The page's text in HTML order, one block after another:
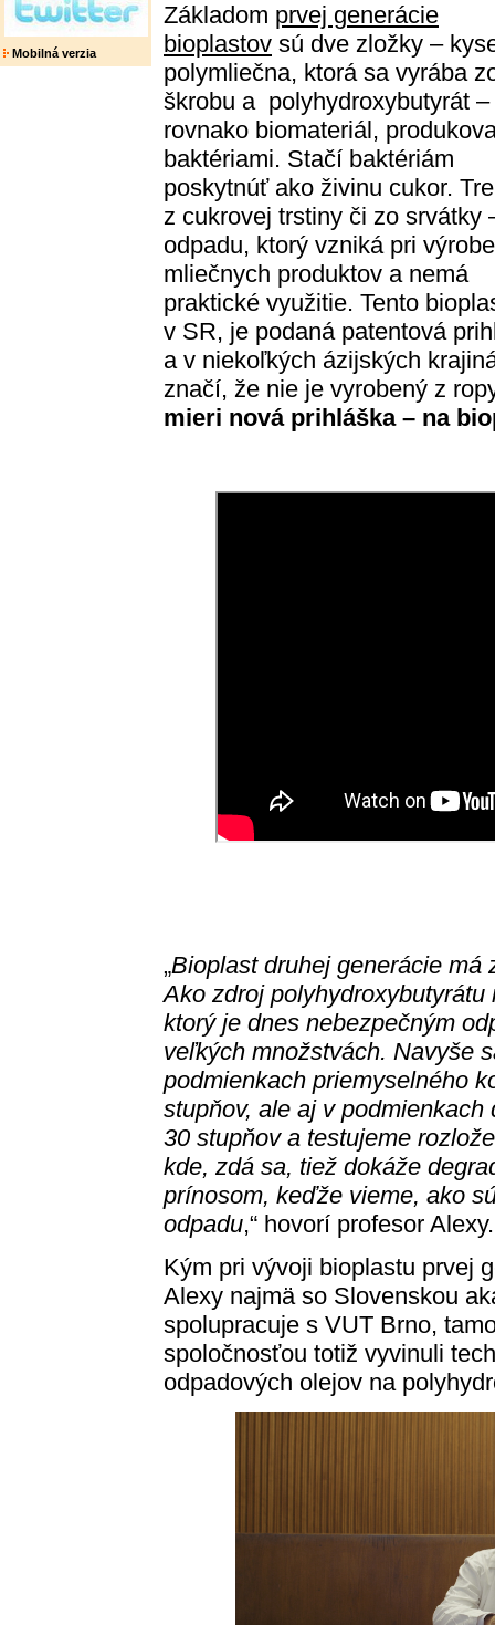
Mobilná verzia
Základom prvej generácie
bioplastov sú dve zložky –
polymliečna, ktorá sa vyrába
škrobu a polyhydroxybutyrát –
rovnako biomateriál,
baktériami. Stačí baktériám
poskytnúť ako živinu cukor.
z cukrovej trstiny či zo srvátky
odpadu, ktorý vzniká pri výrobe
mliečnych produktov a nemá
praktické využitie. Tento
v SR, je podaná patentová
a v niekoľkých ázijských
značí, že nie je vyrobený z
mieri nová prihláška – na
„Bioplast druhej generácie
Ako zdroj
ktorý je dnes nebezpečným
veľkých množstvách. Navyše
podmienkach priemyselného
stupňov, ale aj v
30 stupňov a testujeme
kde, zdá sa, tiež dokáže
prínosom, keďže vieme, ako
odpadu,“ hovorí profesor Alexy.
Kým pri vývoji bioplastu prvej
Alexy najmä so Slovenskou
spolupracuje s VUT Brno,
spoločnosťou totiž vyvinuli
odpadových olejov na